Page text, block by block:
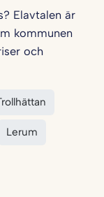
Elavtalen är
kommunen
och
Lerum